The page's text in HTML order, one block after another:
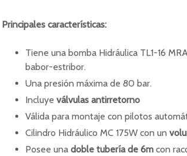
Principales características:
Tiene una bomba Hidráulica TL1-16
babor-estribor.
Una presión máxima de 80 bar.
Incluye válvulas antirretorno
Válida para montaje con pilotos
Cilindro Hidráulico MC 175W con un
Posee una doble tubería de 6m con